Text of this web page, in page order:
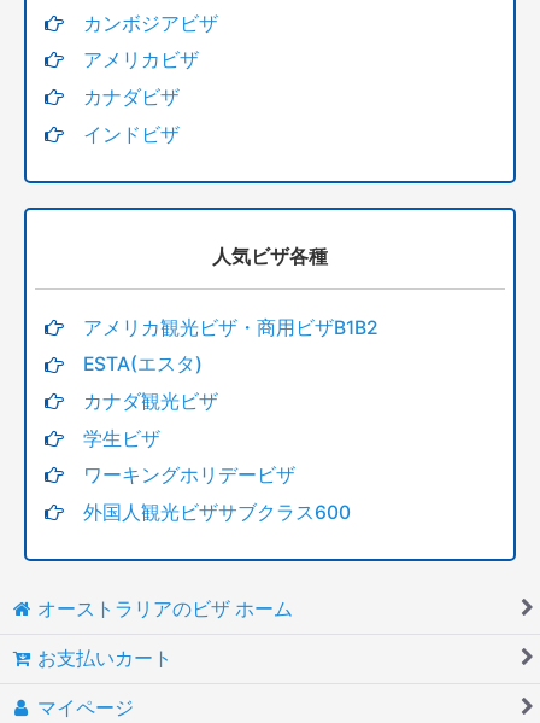
カンボジアビザ
アメリカビザ
カナダビザ
インドビザ
人気ビザ各種
アメリカ観光ビザ・商用ビザB1B2
ESTA(エスタ)
カナダ観光ビザ
学生ビザ
ワーキングホリデービザ
外国人観光ビザサブクラス600
オーストラリアのビザ ホーム
お支払いカート
マイページ